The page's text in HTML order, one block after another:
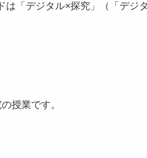
「デジタル×探究」（「デジ
授業です。